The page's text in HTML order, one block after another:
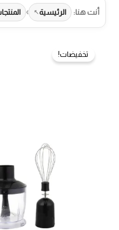
أنت هنا: الرئيسية ›
تخفيضات!